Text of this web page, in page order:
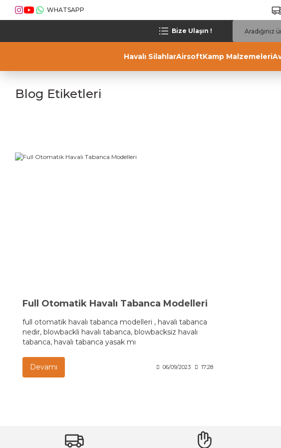
WHATSAPP
Bize Ulaşın !
Havalı SilahlarAirsoftKamp Malzemeleri
Blog Etiketleri
Full Otomatik Havalı Tabanca Modelleri
full otomatik havalı tabanca modelleri , havalı tabanca
nedir, blowbackli havalı tabanca, blowbacksiz havalı
tabanca, havalı tabanca yasak mı
Devamı 06/09/2023 17:28